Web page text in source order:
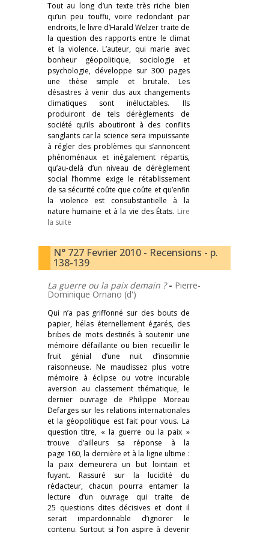
Tout au long d’un texte très riche bien
qu’un peu touffu, voire redondant par
endroits, le livre d’Harald Welzer traite de
la question des rapports entre le climat
et la violence. L’auteur, qui marie avec
bonheur géopolitique, sociologie et
psychologie, développe sur 300 pages
une thèse simple et brutale. Les
désastres à venir dus aux changements
climatiques sont inéluctables. Ils
produiront de tels dérèglements de
société qu’ils aboutiront à des conflits
sanglants car la science sera impuissante
à régler des problèmes qui s’annoncent
phénoménaux et inégalement répartis,
qu’au-delà d’un niveau de dérèglement
social l’homme exige le rétablissement
de sa sécurité coûte que coûte et qu’enfin
la violence est consubstantielle à la
nature humaine et à la vie des États. Lire
la suite
N° 727 Fevrier 2010 - Recensions - p.
138-139
La guerre ou la paix demain ? - Pierre-
Dominique Ornano (d')
Qui n’a pas griffonné sur des bouts de
papier, hélas éternellement égarés, des
bribes de mots destinés à soutenir une
mémoire défaillante ou bien recueillir le
fruit génial d’une nuit d’insomnie
raisonneuse. Ne maudissez plus votre
mémoire à éclipse ou votre incurable
aversion au classement thématique, le
dernier ouvrage de Philippe Moreau
Defarges sur les relations internationales
et la géopolitique est fait pour vous. La
question titre, « la guerre ou la paix »
trouve d’ailleurs sa réponse à la
page 160, la dernière et à la ligne ultime :
la paix demeurera un but lointain et
fuyant. Rassuré sur la lucidité du
rédacteur, chacun pourra entamer la
lecture d’un ouvrage qui traite de
25 questions dites décisives et dont il
serait impardonnable d’ignorer le
contenu. Surtout si l’on aspire à devenir